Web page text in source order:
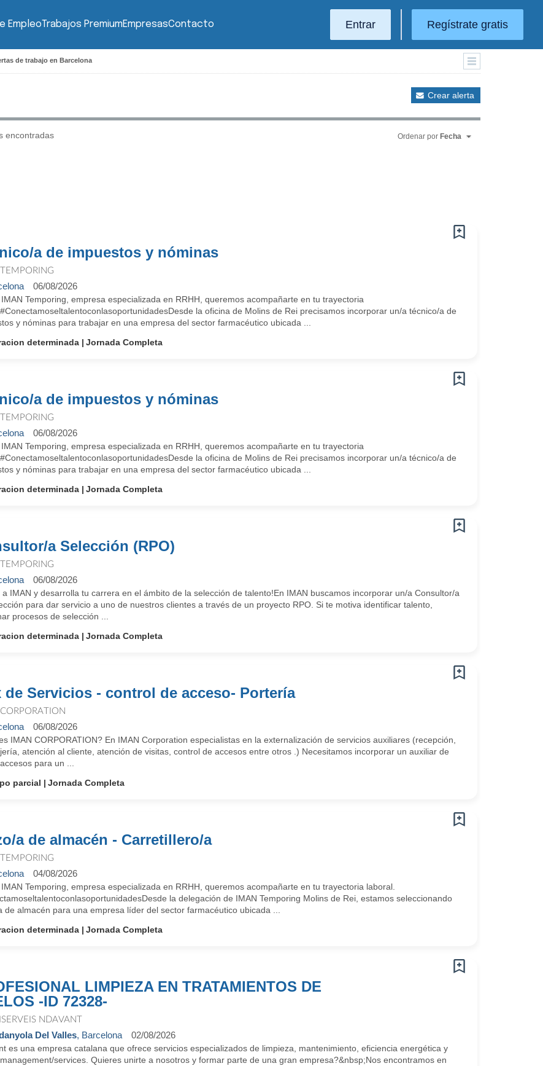
EmpleoTrabajos PremiumEmpresasContacto Entrar Regístrate gratis
de trabajo en Barcelona
Crear alerta
encontradas Ordenar por Fecha
a de impuestos y nóminas
06/08/2026
Temporing, empresa especializada en RRHH, queremos acompañarte en tu trayectoria
la oficina de Molins de Rei precisamos incorporar un/a técnico/a de
y nóminas para trabajar en una empresa del sector farmacéutico ubicada ...
determinada
Jornada Completa
a de impuestos y nóminas
06/08/2026
Temporing, empresa especializada en RRHH, queremos acompañarte en tu trayectoria
la oficina de Molins de Rei precisamos incorporar un/a técnico/a de
y nóminas para trabajar en una empresa del sector farmacéutico ubicada ...
determinada
Jornada Completa
a Selección (RPO)
06/08/2026
a IMAN y desarrolla tu carrera en el ámbito de la selección de talento!En IMAN buscamos incorporar un/a Consultor/a
para dar servicio a uno de nuestros clientes a través de un proyecto RPO. Si te motiva identificar talento,
procesos de selección ...
determinada
Jornada Completa
de Servicios - control de acceso- Portería
06/08/2026
IMAN CORPORATION? En IMAN Corporation especialistas en la externalización de servicios auxiliares (recepción,
atención al cliente, atención de visitas, control de accesos entre otros .) Necesitamos incorporar un auxiliar de
para un ...
parcial
Jornada Completa
a de almacén - Carretillero/a
04/08/2026
Temporing, empresa especializada en RRHH, queremos acompañarte en tu trayectoria laboral.
la delegación de IMAN Temporing Molins de Rei, estamos seleccionando
de almacén para una empresa líder del sector farmacéutico ubicada ...
determinada
Jornada Completa
LIMPIEZA EN TRATAMIENTOS DE
-ID 72328-
NDAVANT
Del Valles, Barcelona 02/08/2026
es una empresa catalana que ofrece servicios especializados de limpieza, mantenimiento, eficiencia energética y
services. Quieres unirte a nosotros y formar parte de una gran empresa?&nbsp;Nos encontramos en